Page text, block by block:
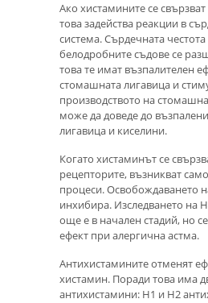
Ако хистамините се
това задейства реакции в
система. Сърдечната
белодробните съдове се
това те имат възпалителен
стомашната лигавица и
производството на
може да доведе до
лигавица и киселини.
Когато хистаминът се
рецепторите, възникват
процеси. Освобождаването
инхибира. Изследването на
още е в начален стадий, но
ефект при алергична астма.
Антихистамините отменят
хистамин. Поради това има
антихистамини: H1 и H2